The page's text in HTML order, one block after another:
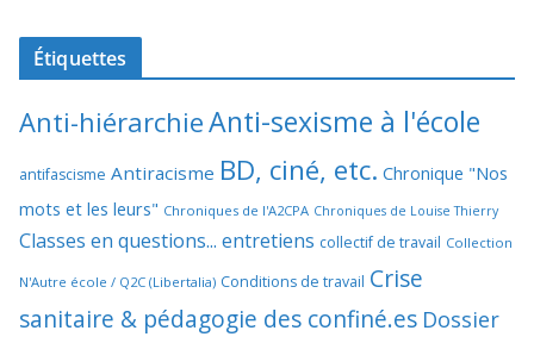
Étiquettes
Anti-hiérarchieAnti-sexisme à l'école
antifascisme Antiracisme BD, ciné, etc. Chronique "Nos
mots et les leurs" Chroniques de l'A2CPA Chroniques de Louise Thierry
Classes en questions... entretiens collectif de travail Collection
N'Autre école / Q2C (Libertalia) Conditions de travail Crise
sanitaire & pédagogie des confiné.es Dossier